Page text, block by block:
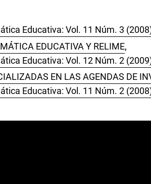
Educativa: Vol. 11 Núm. 3
EDUCATIVA Y RELIME,
Educativa: Vol. 12 Núm. 2
EN LAS AGENDAS DE
Educativa: Vol. 11 Núm. 2